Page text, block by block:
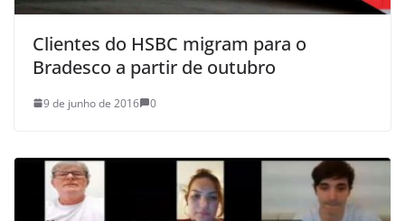
Clientes do HSBC migram para o
Bradesco a partir de outubro
9 de junho de 2016 0